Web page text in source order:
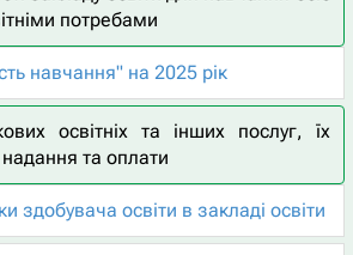
потребами
навчання" на 2025 рік
освітніх та інших послуг, їх
та оплати
здобувача освіти в закладі освіти